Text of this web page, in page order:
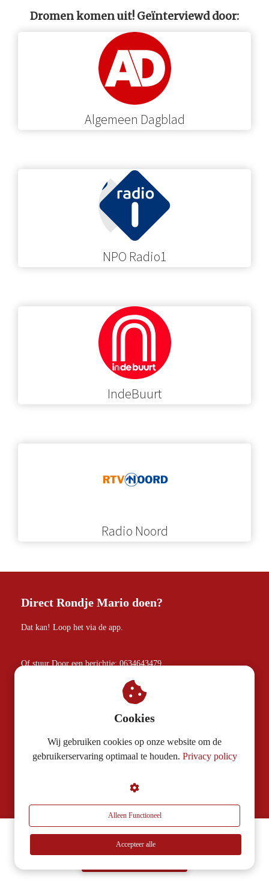
Dromen komen uit! Geïnterviewd door:
Algemeen Dagblad
NPO Radio1
IndeBuurt
Radio Noord
Let's go!
35.000+ gingen je voor
Direct Rondje Mario doen?
Dat kan! Loop het via de app.
Of stuur Door een berichtje: 0634643479
Contactinformatie
Rondje Mario
KvK nummer: 81906013
Cookies
Wij gebruiken cookies op onze website om de
gebruikerservaring optimaal te houden. Privacy policy
Alleen Functioneel
Accepteer alle